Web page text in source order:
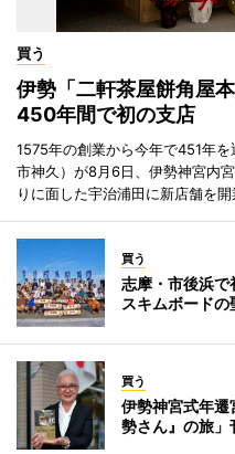
買う
伊勢「二軒茶屋餅角屋
450年間で初の支店
1575年の創業から今年で451年
市神久）が8月6日、伊勢神宮内
りに面した宇治浦田に新店舗を開
買う
志摩・市後浜
スキムボードの
買う
伊勢神宮式年
勢さん』の旅」